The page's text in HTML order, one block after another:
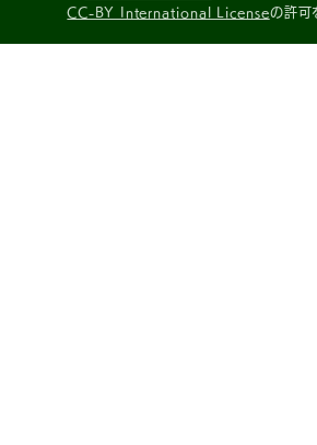
CC-BY International Licenseの許可